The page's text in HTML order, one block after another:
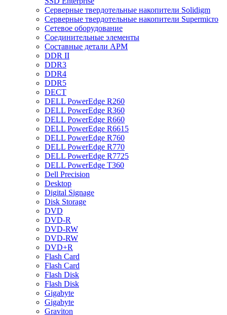
Cерверные твердотельные накопители Solidigm
Cерверные твердотельные накопители Supermicro
Cетевое оборудование
Cоединительные элементы
Cоставные детали АРМ
DDR II
DDR3
DDR4
DDR5
DECT
DELL PowerEdge R260
DELL PowerEdge R360
DELL PowerEdge R660
DELL PowerEdge R6615
DELL PowerEdge R760
DELL PowerEdge R770
DELL PowerEdge R7725
DELL PowerEdge T360
Dell Precision
Desktop
Digital Signage
Disk Storage
DVD
DVD-R
DVD-RW
DVD-RW
DVD+R
Flash Card
Flash Card
Flash Disk
Flash Disk
Gigabyte
Gigabyte
Graviton